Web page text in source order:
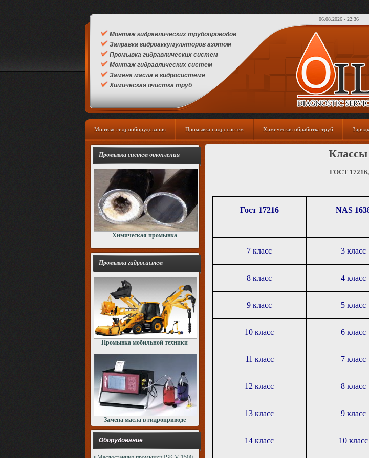
06.08.2026 - 22:36
Монтаж гидравлических трубопроводов
Заправка гидроаккумуляторов азотом
Промывка гидравлических систем
Монтаж гидравлических систем
Замена масла в гидросистеме
Химическая очистка труб
Монтаж гидрооборудования Промывка гидросистем Химическая обработка труб
Промывка систем отопления
Химическая промывка
Промывка гидросистем
Промывка мобильной техники
Замена масла в гидроприводе
Оборудование
Классы
ГОСТ 17216,
Гост 17216 NAS
7 класс 3 класс
8 класс 4 класс
9 класс 5 класс
10 класс 6 класс
11 класс 7 класс
12 класс 8 класс
13 класс 9 класс
14 класс 10 класс